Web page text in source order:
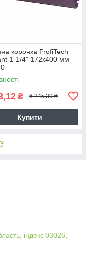
коронка ProfiTech
1-1/4" 172x400 мм
₴ 6 245,39 ₴
Купити
індекс 03026,